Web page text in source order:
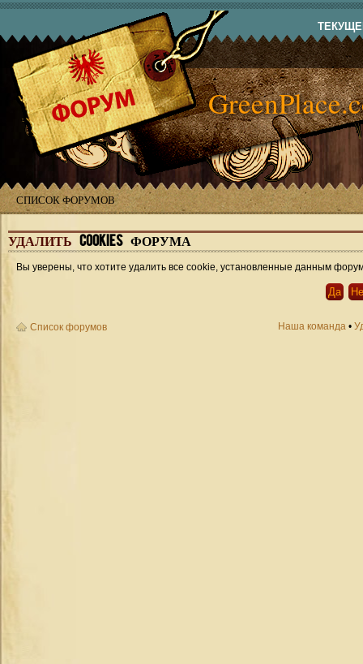
СПИСОК ФОРУМОВ
УДАЛИТЬ COOKIES ФОРУМА
Вы уверены, что хотите удалить все cookie, установленные данным
Список форумов Наша команда •